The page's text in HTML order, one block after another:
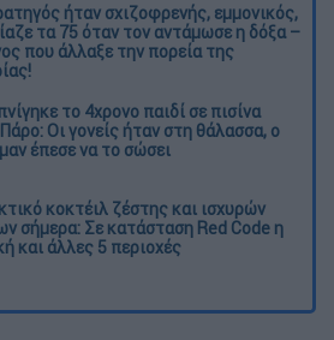
ήταν σχιζοφρενής, εμμονικός,
τα 75 όταν τον αντάμωσε η δόξα –
που άλλαξε την πορεία της
το 4χρονο παιδί σε πισίνα
Οι γονείς ήταν στη θάλασσα, ο
έπεσε να το σώσει
κοκτέιλ ζέστης και ισχυρών
σήμερα: Σε κατάσταση Red Code η
και άλλες 5 περιοχές